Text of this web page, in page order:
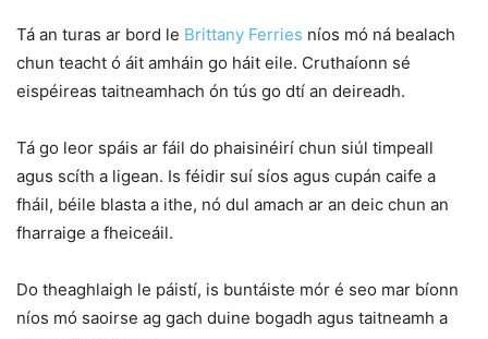
Tá an turas ar bord le Brittany Ferries níos mó ná bealach
chun teacht ó áit amháin go háit eile. Cruthaíonn sé
eispéireas taitneamhach ón tús go dtí an deireadh.
Tá go leor spáis ar fáil do phaisinéirí chun siúl timpeall
agus scíth a ligean. Is féidir suí síos agus cupán caife a
fháil, béile blasta a ithe, nó dul amach ar an deic chun an
fharraige a fheiceáil.
Do theaghlaigh le páistí, is buntáiste mór é seo mar bíonn
níos mó saoirse ag gach duine bogadh agus taitneamh a